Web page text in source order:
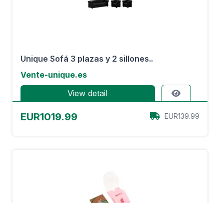
Unique Sofá 3 plazas y 2 sillones..
Vente-unique.es
View detail
EUR1019.99 EUR139.99